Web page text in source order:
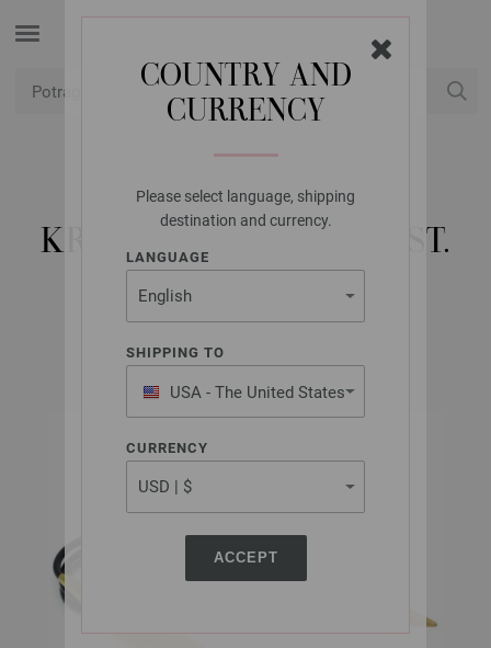
COUNTRY AND
CURRENCY
Please select language, shipping
destination and currency.
LANGUAGE
SHIPPING TO
USA - The United States
of America
CURRENCY
ACCEPT
LANA GROSSA
KRUŽNA IGLA JUMBO ST.
20,0/80CM